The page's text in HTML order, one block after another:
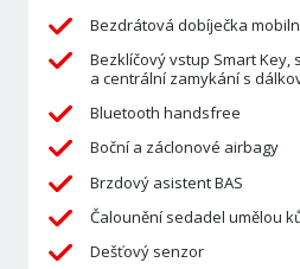
Bezdrátová dobíječka
Bezklíčový vstup Smart Key,
a centrální zamykání s
Bluetooth handsfree
Boční a záclonové airbagy
Brzdový asistent BAS
Čalounění sedadel umělou
Dešťový senzor